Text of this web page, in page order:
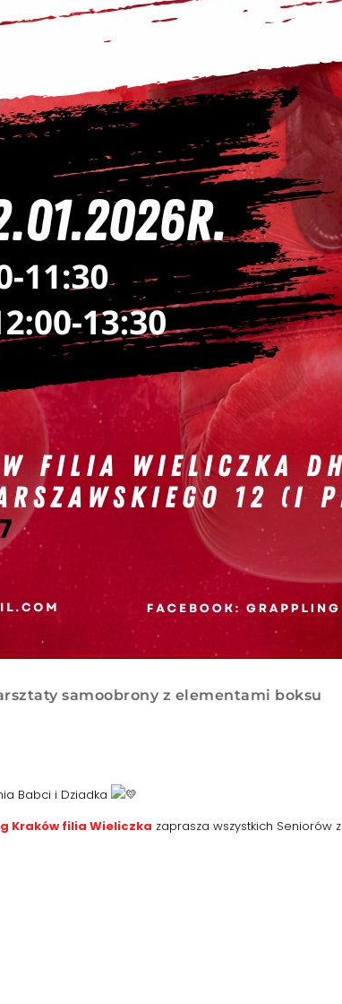
samoobrony z elementami boksu
Babci i Dziadka
Kraków filia Wieliczka zaprasza wszystkich Seniorów z